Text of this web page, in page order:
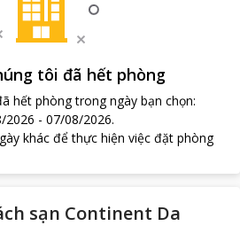
tôi đã hết phòng
hết phòng trong ngày bạn chọn:
2026 - 07/08/2026.
khác để thực hiện việc đặt phòng
sạn Continent Da